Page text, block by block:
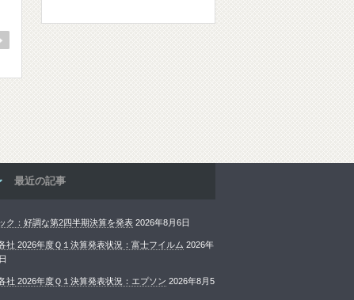
最近の記事
ク：好調な第2四半期決算を発表 2026年8月6日
社 2026年度Ｑ１決算発表状況：富士フイルム 2026年
社 2026年度Ｑ１決算発表状況：エプソン 2026年8月5